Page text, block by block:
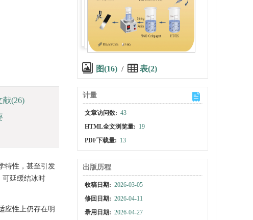
献(26)
特性，甚至引发
可延缓结冰时
应性上仍存在明
图(16) / 表(2)
计量
文章访问数: 43
HTML全文浏览量: 19
PDF下载量: 13
出版历程
收稿日期: 2026-03-05
修回日期: 2026-04-11
录用日期: 2026-04-27